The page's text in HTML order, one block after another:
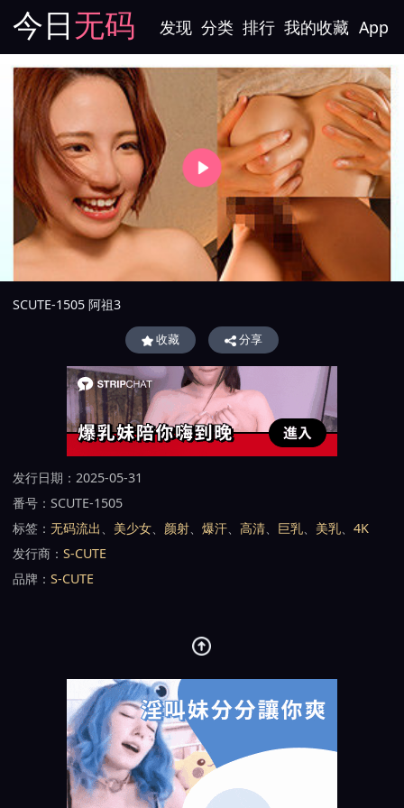
今日无码 发现 分类 排行 我的收藏 App
SCUTE-1505 阿祖3
收藏 分享
发行日期：2025-05-31
番号：SCUTE-1505
标签：无码流出、 美少女、 颜射、爆汗、高清、 巨乳、 美乳、4K
发行商：S-CUTE
品牌：S-CUTE